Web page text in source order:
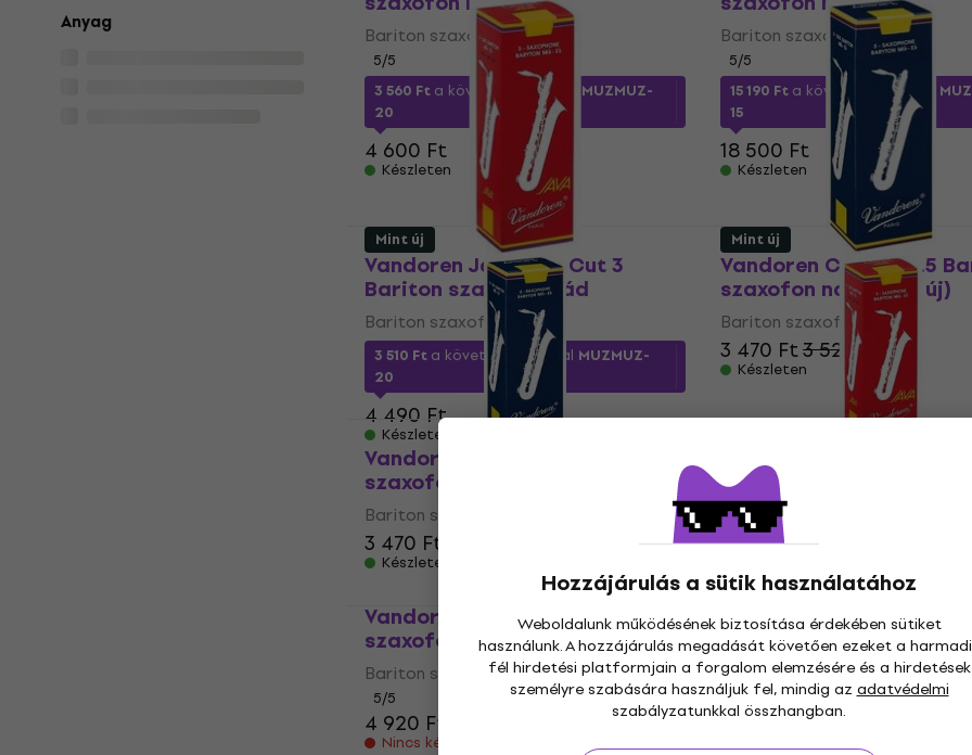
Hozzájárulás a sütik használatához
Weboldalunk működésének biztosítása érdekében sütiket
használunk. A hozzájárulás megadását követően ezeket a
fél hirdetési platformjain a forgalom elemzésére és a hirdetések
személyre szabására használjuk fel, mindig az adatvédelmi
szabályzatunkkal összhangban.
Anyag Bariton szaxofon nád
5/5
3 560 Fta következő kóddal MUZMUZ-
20
4 600 Ft
Készleten
Bariton szaxofon nád
5/5
15 190 Fta következő kóddal
15
18 500 Ft
Készleten
Vandoren Java Red Cut 3
Bariton szaxofon nád
Bariton szaxofon nád
3 510 Fta következő kóddal MUZMUZ-
20
4 490 Ft
Készleten
Vandoren Classic 3.5
szaxofon nád (Mint új)
Bariton szaxofon nád
3 470 Ft3 524,4 Ft
Készleten
Mint új
Vandoren Classic 3.5 Bariton
szaxofon nád (Mint új)
Bariton szaxofon nád
3 470 Ft
Készleten
Mint új
Vandoren Java Red Cut
Bariton szaxofon nád
Bariton szaxofon nád
3 000 Ft3 040 Ft
Vandoren Java 2.5 Bariton
szaxofon nád
Bariton szaxofon nád
5/5
4 920 Ft
Nincs készleten
Vandoren Java 2 Bariton
szaxofon nád
Bariton szaxofon nád
4 890 Ft
Nincs készleten